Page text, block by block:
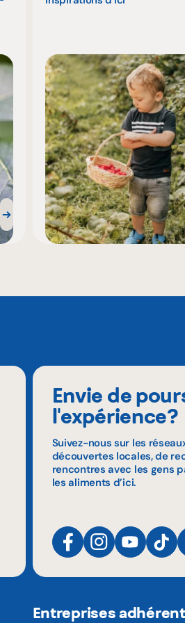
Envie de
l'expérience?
Suivez-nous sur les
découvertes locales, de
rencontres avec les gens
les aliments d’ici.
Entreprises